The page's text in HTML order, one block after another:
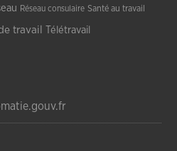
Réseau consulaire Santé au travail
travail Télétravail